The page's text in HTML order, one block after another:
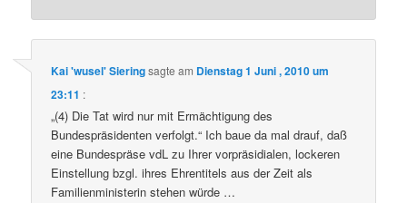
Kai 'wusel' Sieringsagte am Dienstag 1 Juni , 2010 um
23:11 :
„(4) Die Tat wird nur mit Ermächtigung des
Bundespräsidenten verfolgt.“ Ich baue da mal drauf, daß
eine Bundespräse vdL zu Ihrer vorpräsidialen, lockeren
Einstellung bzgl. ihres Ehrentitels aus der Zeit als
Familienministerin stehen würde …